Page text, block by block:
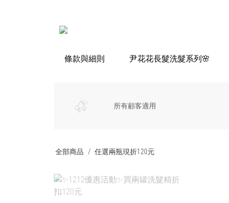
條款與細則 尹花花長髮洗髮系列🌸
所有顧客適用
全部商品 任選兩瓶現折120元